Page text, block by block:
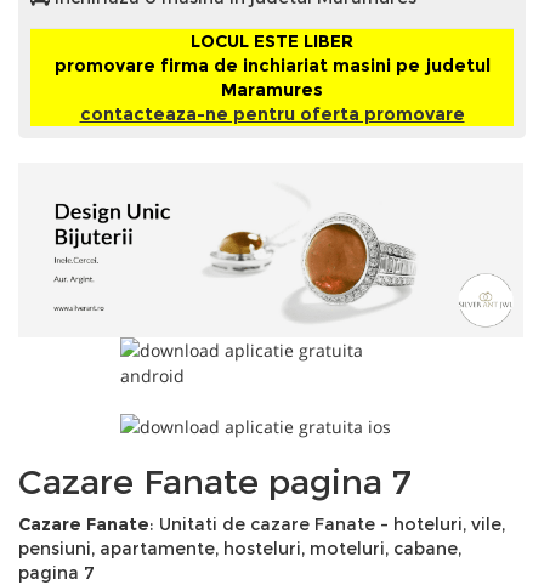
LOCUL ESTE LIBER
promovare firma de inchiariat masini pe judetul
Maramures
contacteaza-ne pentru oferta promovare
Cazare Fanate pagina 7
Cazare Fanate: Unitati de cazare Fanate - hoteluri, vile,
pensiuni, apartamente, hosteluri, moteluri, cabane,
pagina 7